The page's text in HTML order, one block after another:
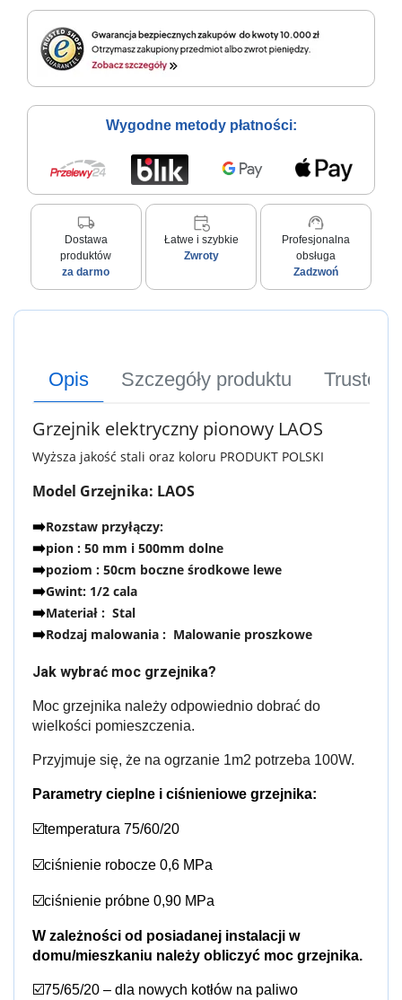
Wygodne metody płatności:
local_shipping
Dostawa
produktów
za darmo
event_repeat
Łatwe i szybkie
Zwroty
support_agent
Profesjonalna
obsługa
Zadzwoń
Opis Szczegóły produktu Trusted
Grzejnik elektryczny pionowy LAOS
Wyższa jakość stali oraz koloru PRODUKT POLSKI
Model Grzejnika: LAOS
➡️Rozstaw przyłączy:
➡️pion : 50 mm i 500mm dolne
➡️poziom : 50cm boczne środkowe lewe
➡️Gwint: 1/2 cala
➡️Materiał : Stal
➡️Rodzaj malowania : Malowanie proszkowe
Jak wybrać moc grzejnika?
Moc grzejnika należy odpowiednio dobrać do
wielkości pomieszczenia.
Przyjmuje się, że na ogrzanie 1m2 potrzeba 100W.
Parametry cieplne i ciśnieniowe grzejnika:
☑️temperatura 75/60/20
☑️ciśnienie robocze 0,6 MPa
☑️ciśnienie próbne 0,90 MPa
W zależności od posiadanej instalacji w
domu/mieszkaniu należy obliczyć moc grzejnika.
☑️75/65/20 – dla nowych kotłów na paliwo